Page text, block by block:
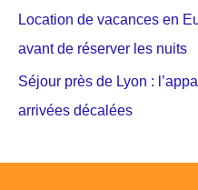
Location de vacances en
avant de réserver les nuits
Séjour près de Lyon :
arrivées décalées